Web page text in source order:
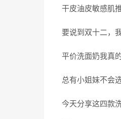
干皮油皮敏感肌
要说到双十二，
平价洗面奶我真
总有小姐妹不会
今天分享这四款